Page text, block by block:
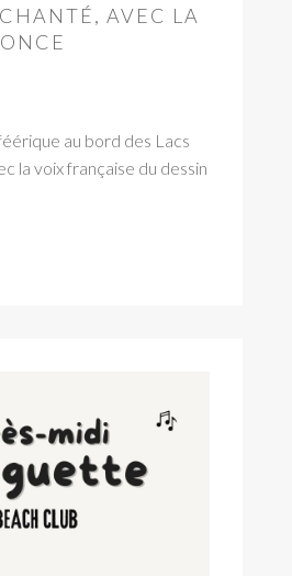
AVEC LA
au bord des Lacs
la voix française du dessin